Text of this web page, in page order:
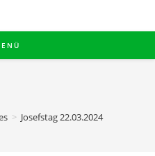
> Josefstag 22.03.2024